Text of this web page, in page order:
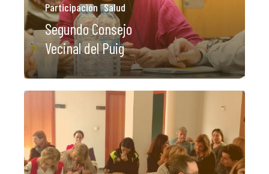
Participación Salud
Segundo Consejo
Vecinal del Puig